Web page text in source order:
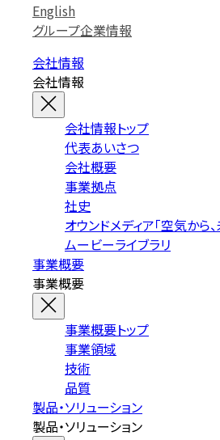
English
グループ企業情報
会社情報
会社情報
会社情報トップ
代表あいさつ
会社概要
事業拠点
社史
オウンドメディア「空気から
ムービーライブラリ
事業概要
事業概要
事業概要トップ
事業領域
技術
品質
製品・ソリューション
製品・ソリューション